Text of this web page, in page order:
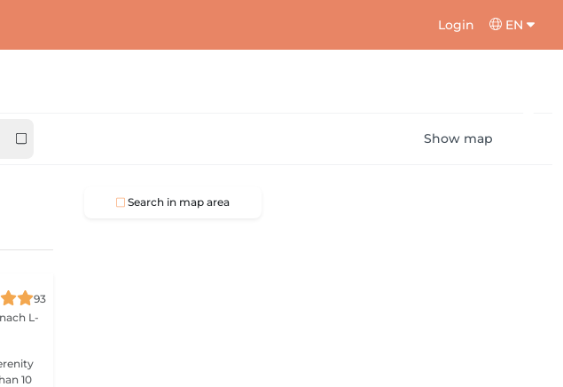
Login EN
Show map
93
L-
10
Search in map area